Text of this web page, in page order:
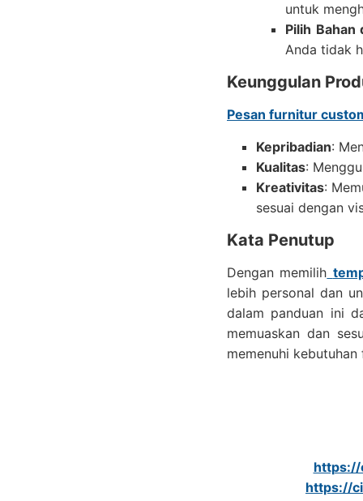
untuk
Pilih Bahan
Anda tidak
Keunggulan
Pesan furnitur
Kepribadian:
Kualitas:
Kreativitas:
sesuai dengan
Kata Penutup
Dengan memilih
lebih personal dan
dalam panduan ini
memuaskan dan
memenuhi
https://
https://